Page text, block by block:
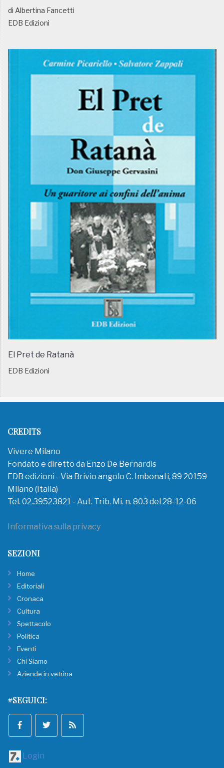
di Albertina Fancetti
EDB Edizioni
El Pret de Ratanà
EDB Edizioni
CREDITS
Vivere Milano
Fondato e diretto da Enzo De Bernardis
EDB edizioni - Via Brivio angolo C. Imbonati, 89 20159
Milano (Italia)
Tel. 02.39523821 - Aut. Trib. Mi. n. 803 del 28-12-06
Informativa sulla privacy
SEZIONI
Home
Editoriali
Cronaca
Cultura
Spettacolo
Politica
Eventi
Chi Siamo
Aziende in vetrina
#SEGUICI:
Login